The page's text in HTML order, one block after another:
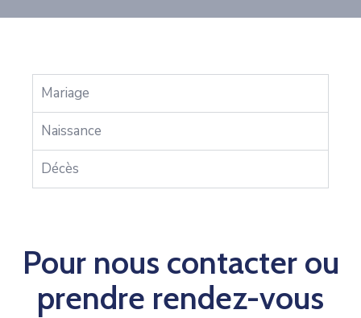
Mariage
Naissance
Décès
Pour nous contacter ou
prendre rendez-vous